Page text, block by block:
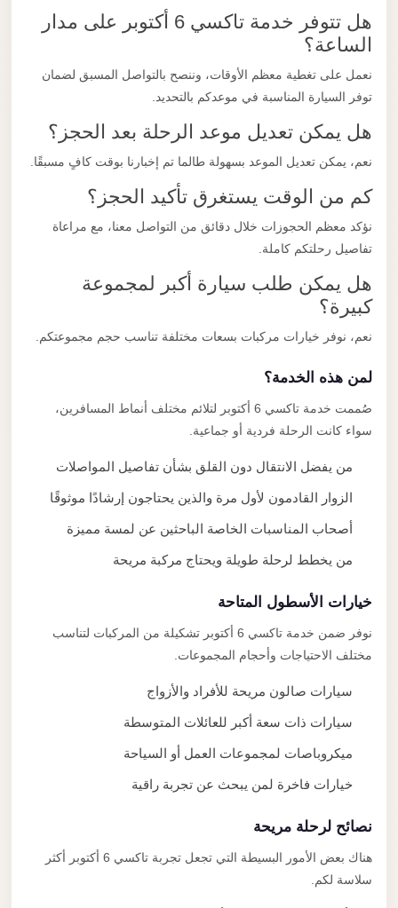
هل تتوفر خدمة تاكسي 6 أكتوبر على مدار
الساعة؟
نعمل على تغطية معظم الأوقات، وننصح بالتواصل المسبق لضمان
توفر السيارة المناسبة في موعدكم بالتحديد.
هل يمكن تعديل موعد الرحلة بعد الحجز؟
نعم، يمكن تعديل الموعد بسهولة طالما تم إخبارنا بوقت كافٍ مسبقًا.
كم من الوقت يستغرق تأكيد الحجز؟
نؤكد معظم الحجوزات خلال دقائق من التواصل معنا، مع مراعاة
تفاصيل رحلتكم كاملة.
هل يمكن طلب سيارة أكبر لمجموعة
كبيرة؟
نعم، نوفر خيارات مركبات بسعات مختلفة تناسب حجم مجموعتكم.
لمن هذه الخدمة؟
صُممت خدمة تاكسي 6 أكتوبر لتلائم مختلف أنماط المسافرين،
سواء كانت الرحلة فردية أو جماعية.
من يفضل الانتقال دون القلق بشأن تفاصيل المواصلات
الزوار القادمون لأول مرة والذين يحتاجون إرشادًا موثوقًا
أصحاب المناسبات الخاصة الباحثين عن لمسة مميزة
من يخطط لرحلة طويلة ويحتاج مركبة مريحة
خيارات الأسطول المتاحة
نوفر ضمن خدمة تاكسي 6 أكتوبر تشكيلة من المركبات لتناسب
مختلف الاحتياجات وأحجام المجموعات.
سيارات صالون مريحة للأفراد والأزواج
سيارات ذات سعة أكبر للعائلات المتوسطة
ميكروباصات لمجموعات العمل أو السياحة
خيارات فاخرة لمن يبحث عن تجربة راقية
نصائح لرحلة مريحة
هناك بعض الأمور البسيطة التي تجعل تجربة تاكسي 6 أكتوبر أكثر
سلاسة لكم.